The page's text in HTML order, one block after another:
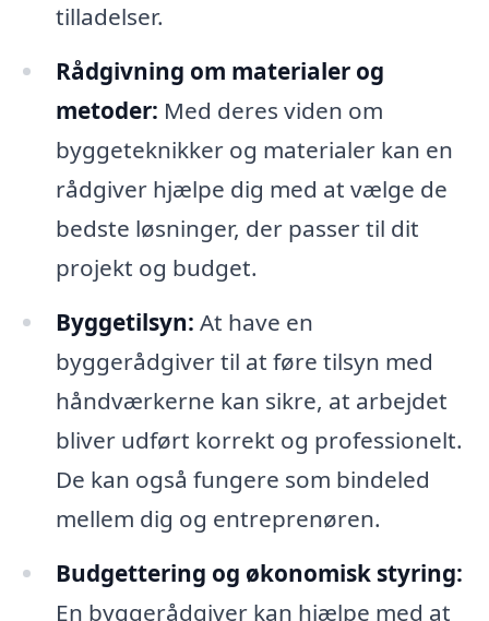
tilladelser.
Rådgivning om materialer og
metoder: Med deres viden om
byggeteknikker og materialer kan en
rådgiver hjælpe dig med at vælge de
bedste løsninger, der passer til dit
projekt og budget.
Byggetilsyn: At have en
byggerådgiver til at føre tilsyn med
håndværkerne kan sikre, at arbejdet
bliver udført korrekt og professionelt.
De kan også fungere som bindeled
mellem dig og entreprenøren.
Budgettering og økonomisk styring:
En byggerådgiver kan hjælpe med at